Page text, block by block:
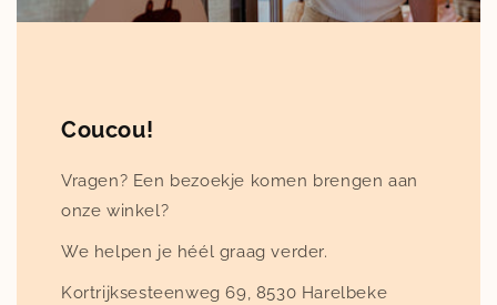
Coucou!
Vragen? Een bezoekje komen brengen aan
onze winkel?
We helpen je héél graag verder.
Kortrijksesteenweg 69, 8530 Harelbeke